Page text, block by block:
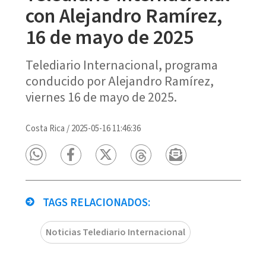
con Alejandro Ramírez,
16 de mayo de 2025
Telediario Internacional, programa
conducido por Alejandro Ramírez,
viernes 16 de mayo de 2025.
Costa Rica /2025-05-16 11:46:36
TAGS RELACIONADOS:
Noticias Telediario Internacional